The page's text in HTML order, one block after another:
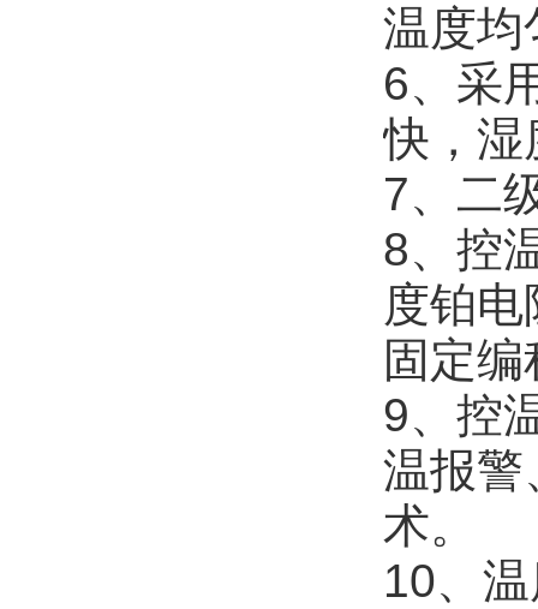
温度均
6、采
快，湿
7、二
8、控
度铂
固定
9、控
温报警
术。
10、